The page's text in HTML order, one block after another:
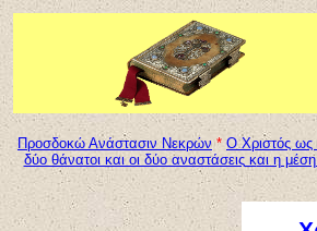
Προσδοκώ Ανάστασιν Νεκρών * Ο Χριστός ως
δύο θάνατοι και οι δύο αναστάσειςκαι η